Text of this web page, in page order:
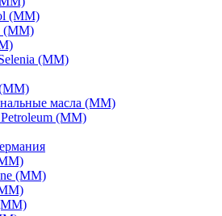
(ММ)
(ММ)
(ММ)
(ММ)
масла (ММ)
(ММ)
(ММ)